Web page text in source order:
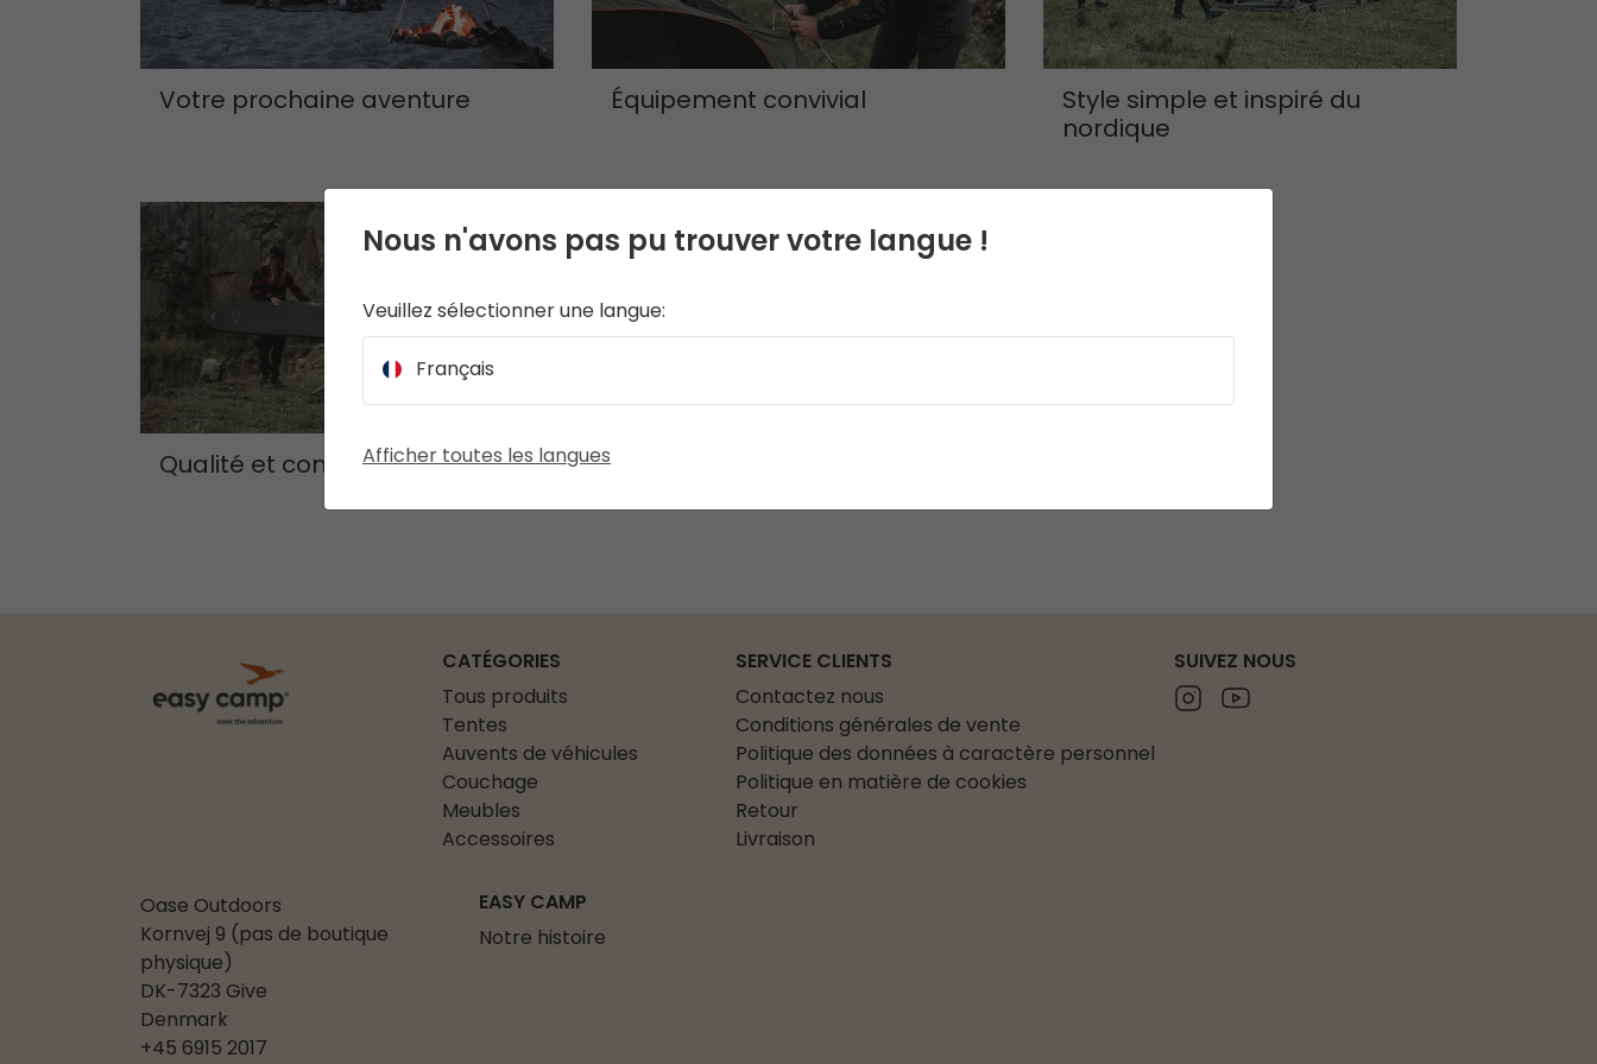
Votre prochaine aventure Équipement convivial Style simple et inspiré du
nordique
Qualité et confiance
CATÉGORIES
Tous produits
Tentes
Auvents de véhicules
Couchage
Meubles
Accessoires
SERVICE CLIENTS
Contactez nous
Conditions générales de vente
Politique des données à caractère personnel
Politique en matière de cookies
Retour
Livraison
SUIVEZ NOUS
Instagram
Youtube
Oase Outdoors
Kornvej 9 (pas de boutique
physique)
DK-7323 Give
Denmark
+45 6915 2017
EASY CAMP
Notre histoire
Nous n'avons pas pu trouver votre langue !
Veuillez sélectionner une langue:
Français
Afficher toutes les langues